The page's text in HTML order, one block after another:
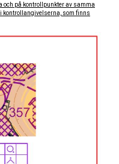
och på kontrollpunkter av samma
kontrollangivelserna, som finns